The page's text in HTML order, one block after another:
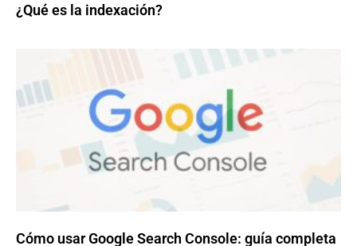
¿Qué es la indexación?
Cómo usar Google Search Console: guía completa